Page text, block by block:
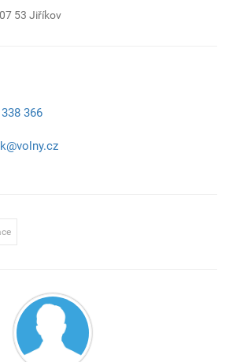
53 Jiříkov
366